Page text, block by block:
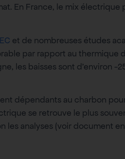
En France, le mix électrique
et de nombreuses études
par rapport au thermique
les baisses sont d’environ -
dépendants au charbon
se retrouve le plus
les analyses (voir document